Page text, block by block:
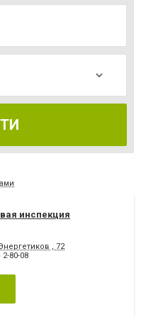
инспекция
, 72
2-80-08